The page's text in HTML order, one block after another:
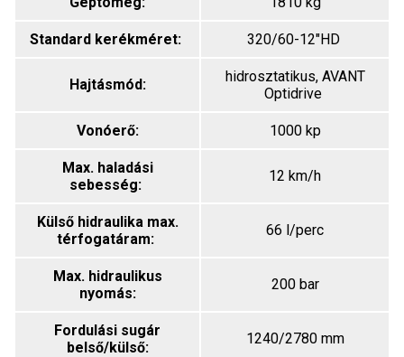
Standard kerékméret: 320/60-12"HD
Hajtásmód:
hidrosztatikus, AVANT
Optidrive
Vonóerő: 1000 kp
Max. haladási
sebesség:
12 km/h
Külső hidraulika max.
térfogatáram:
66 l/perc
Max. hidraulikus
nyomás:
200 bar
Fordulási sugár
belső/külső:
1240/2780 mm